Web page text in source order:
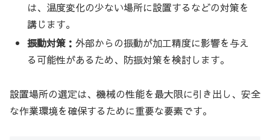
は、温度変化の少ない場所に設置するなどの対策を
講じます。
振動対策：外部からの振動が加工精度に影響を与え
る可能性があるため、防振対策を検討します。
設置場所の選定は、機械の性能を最大限に引き出し、安全
な作業環境を確保するために重要な要素です。